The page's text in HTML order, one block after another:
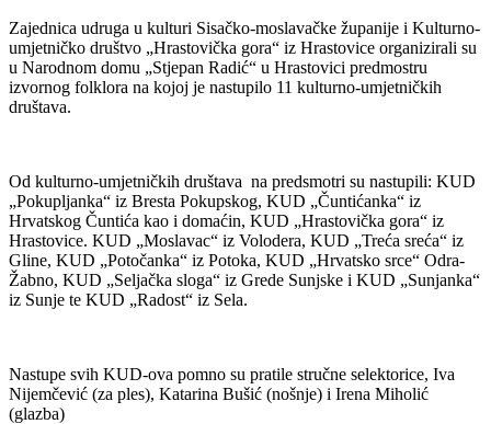
Zajednica udruga u kulturi Sisačko-moslavačke županije i Kulturno-
umjetničko društvo „Hrastovička gora“ iz Hrastovice organizirali su
u Narodnom domu „Stjepan Radić“ u Hrastovici predmostru
izvornog folklora na kojoj je nastupilo 11 kulturno-umjetničkih
društava.
Od kulturno-umjetničkih društava na predsmotri su nastupili: KUD
„Pokupljanka“ iz Bresta Pokupskog, KUD „Čuntićanka“ iz
Hrvatskog Čuntića kao i domaćin, KUD „Hrastovička gora“ iz
Hrastovice. KUD „Moslavac“ iz Volodera, KUD „Treća sreća“ iz
Gline, KUD „Potočanka“ iz Potoka, KUD „Hrvatsko srce“ Odra-
Žabno, KUD „Seljačka sloga“ iz Grede Sunjske i KUD „Sunjanka“
iz Sunje te KUD „Radost“ iz Sela.
Nastupe svih KUD-ova pomno su pratile stručne selektorice, Iva
Nijemčević (za ples), Katarina Bušić (nošnje) i Irena Miholić
(glazba)